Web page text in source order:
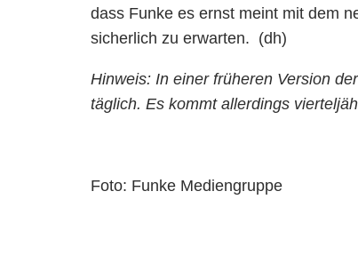
dass Funke es ernst meint mit dem
sicherlich zu erwarten. (dh)
Hinweis: In einer früheren Version
täglich. Es kommt allerdings
Foto: Funke Mediengruppe